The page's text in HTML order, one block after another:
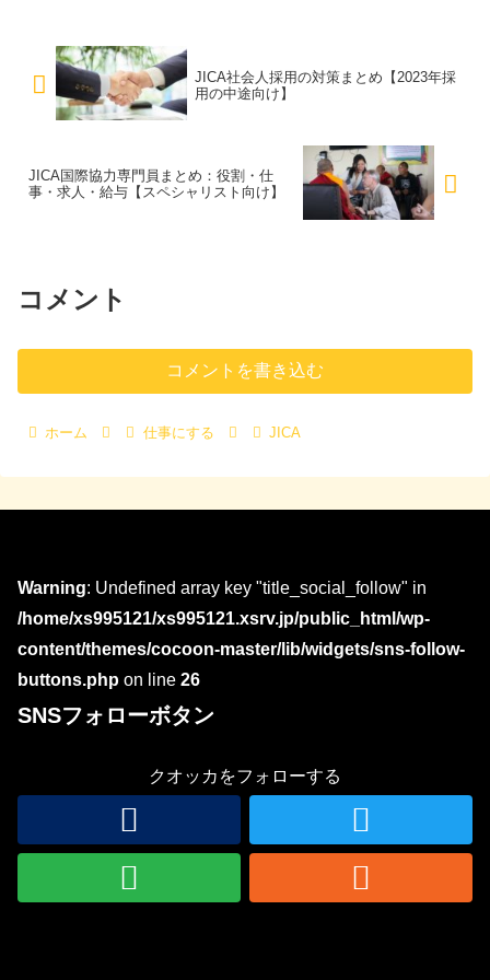
JICA社会人採用の対策まとめ【2023年採
用の中途向け】
JICA国際協力専門員まとめ：役割・仕
事・求人・給与【スペシャリスト向け】
コメント
コメントを書き込む
ホーム 仕事にする JICA
Warning: Undefined array key "title_social_follow" in
/home/xs995121/xs995121.xsrv.jp/public_html/wp-
content/themes/cocoon-master/lib/widgets/sns-follow-
buttons.php on line 26
SNSフォローボタン
クオッカをフォローする